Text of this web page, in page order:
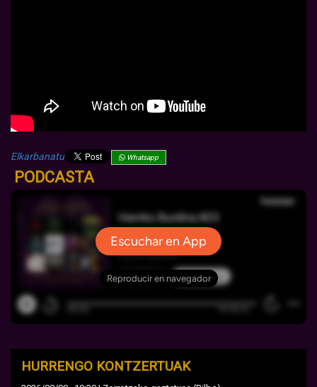
Elkarbanatu Whatsapp
PODCASTA
HURRENGO KONTZERTUAK